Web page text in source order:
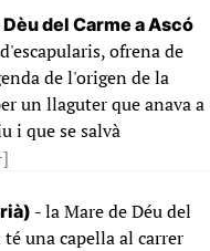
del Carme a Ascó
ofrena de
de l'origen de la
un llaguter que anava a
i que se salvà
- la Mare de Déu del
una capella al carrer